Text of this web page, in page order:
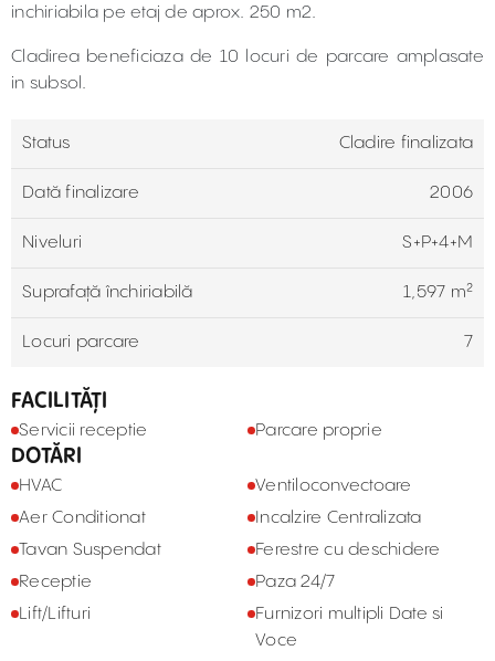
inchiriabila pe etaj de aprox. 250 m2.
Cladirea beneficiaza de 10 locuri de parcare amplasate
in subsol.
Status Cladire finalizata
Dată finalizare 2006
Niveluri S+P+4+M
Suprafață închiriabilă 1,597 m²
Locuri parcare 7
FACILITĂȚI
Servicii receptie Parcare proprie
DOTĂRI
HVAC
Ventiloconvectoare
Aer Conditionat
Incalzire Centralizata
Tavan Suspendat
Ferestre cu deschidere
Receptie
Paza 24/7
Lift/Lifturi
Furnizori multipli Date si
Voce